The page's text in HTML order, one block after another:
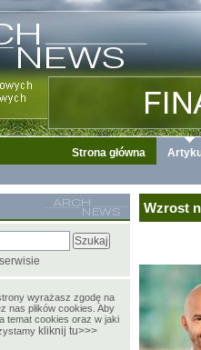
Strona główna
Wzrost
wyrażasz zgodę na
nas plików cookies. Aby
temat cookies oraz w jaki
kliknij tu>>>